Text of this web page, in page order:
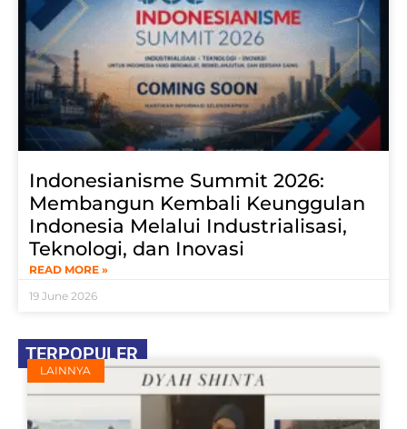
Indonesianisme Summit 2026:
Membangun Kembali Keunggulan
Indonesia Melalui Industrialisasi,
Teknologi, dan Inovasi
READ MORE »
19 June 2026
TERPOPULER
LAINNYA